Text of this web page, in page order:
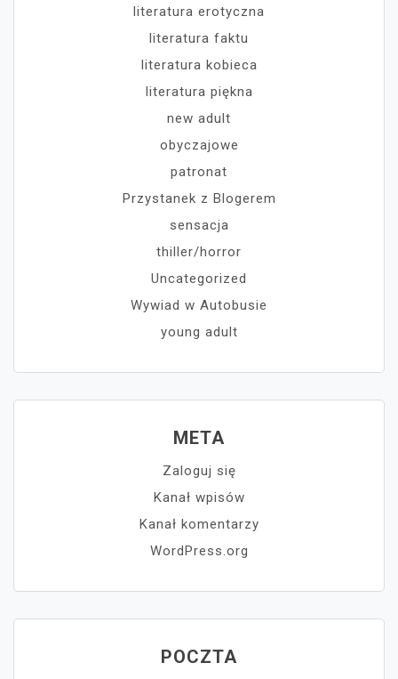
literatura erotyczna
literatura faktu
literatura kobieca
literatura piękna
new adult
obyczajowe
patronat
Przystanek z Blogerem
sensacja
thiller/horror
Uncategorized
Wywiad w Autobusie
young adult
META
Zaloguj się
Kanał wpisów
Kanał komentarzy
WordPress.org
POCZTA